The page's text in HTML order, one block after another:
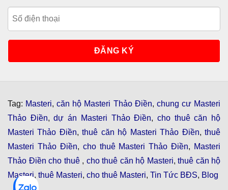
Tag: Masteri,căn hộ Masteri Thảo Điền, chung cư Masteri
Thảo Điền,dự án Masteri Thảo Điền, cho thuê căn hộ
Masteri Thảo Điền,thuê căn hộ Masteri Thảo Điền,thuê
Masteri Thảo Điền, cho thuê Masteri Thảo Điền, Masteri
Thảo Điền cho thuê , cho thuê căn hộ Masteri, thuê căn hộ
Masteri, thuê Masteri, cho thuê Masteri, Tin Tức BĐS, Blog